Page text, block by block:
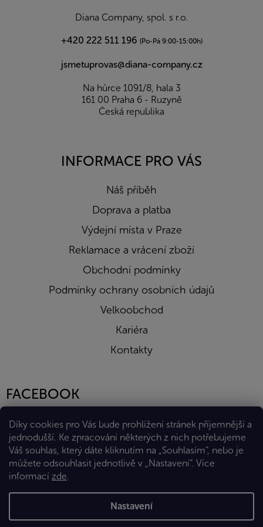
Díky cookies pro Vás bude prohlížení stránek příjemnější a
jednodušší. Ke zpracování některých z nich potřebujeme
Váš souhlas, který dáte kliknutím na „Souhlasím“, nebo je
můžete odsouhlasit jednotlivě v „Nastavení“. Více
informací zde.
Nastavení
Diana Company, spol. s r.o.
+420 222 511 196 (Po-Pá 9:00-15:00h)
jsmetuprovas@diana-company.cz
Na hůrce 1091/8, hala 3
161 00 Praha 6 - Ruzyně
Česká republika
INFORMACE PRO VÁS
Náš příběh
Doprava a platba
Výdejní místa v Praze
Reklamace a vrácení zboží
Obchodní podmínky
Podmínky ochrany osobních údajů
Velkoobchod
Kariéra
Kontakty
FACEBOOK
Vytvořil Shoptet Premium